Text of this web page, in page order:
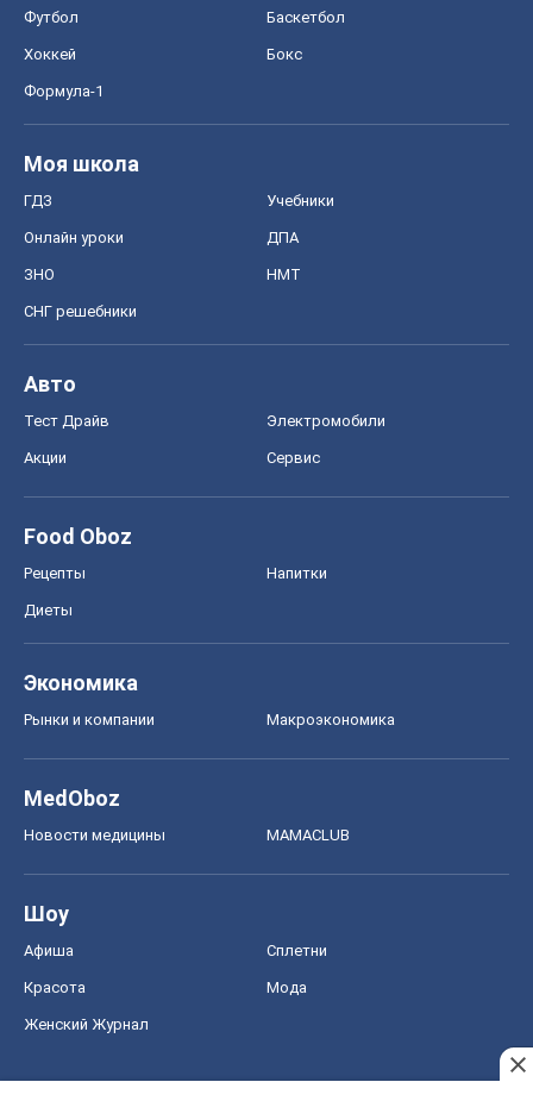
Футбол Баскетбол
Хоккей Бокс
Формула-1
Моя школа
ГДЗ Учебники
Онлайн уроки ДПА
ЗНО НМТ
СНГ решебники
Авто
Тест Драйв Электромобили
Акции Сервис
Food Oboz
Рецепты Напитки
Диеты
Экономика
Рынки и компании Mакроэкономика
MedOboz
Новости медицины MAMACLUB
Шоу
Афиша Сплетни
Красота Мода
Женский Журнал